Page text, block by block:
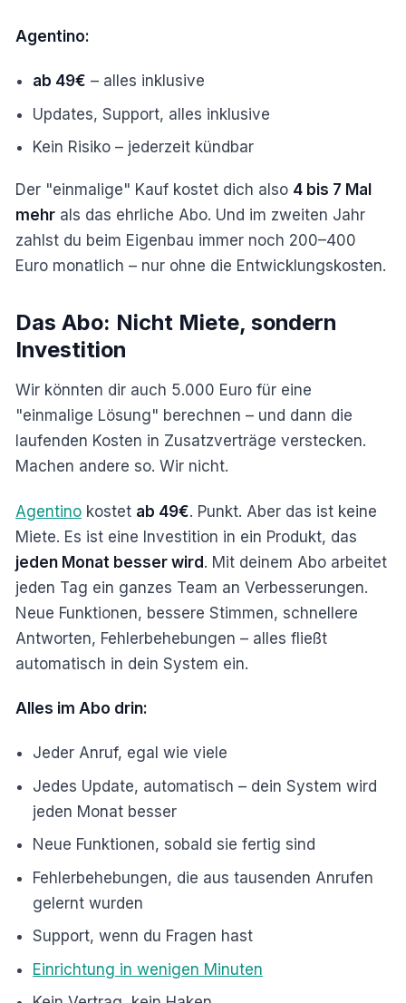
Agentino:
ab 49€ – alles inklusive
Updates, Support, alles inklusive
Kein Risiko – jederzeit kündbar
Der "einmalige" Kauf kostet dich also 4 bis 7 Mal
mehr als das ehrliche Abo. Und im zweiten Jahr
zahlst du beim Eigenbau immer noch 200–400
Euro monatlich – nur ohne die Entwicklungskosten.
Das Abo: Nicht Miete, sondern
Investition
Wir könnten dir auch 5.000 Euro für eine
"einmalige Lösung" berechnen – und dann die
laufenden Kosten in Zusatzverträge verstecken.
Machen andere so. Wir nicht.
Agentino kostet ab 49€. Punkt. Aber das ist keine
Miete. Es ist eine Investition in ein Produkt, das
jeden Monat besser wird. Mit deinem Abo arbeitet
jeden Tag ein ganzes Team an Verbesserungen.
Neue Funktionen, bessere Stimmen, schnellere
Antworten, Fehlerbehebungen – alles fließt
automatisch in dein System ein.
Alles im Abo drin:
Jeder Anruf, egal wie viele
Jedes Update, automatisch – dein System wird
jeden Monat besser
Neue Funktionen, sobald sie fertig sind
Fehlerbehebungen, die aus tausenden Anrufen
gelernt wurden
Support, wenn du Fragen hast
Einrichtung in wenigen Minuten